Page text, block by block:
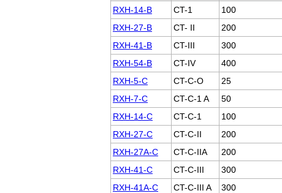
RXH-14-B CT-1 100
RXH-27-B
CT- II 200
RXH-41-B
CT-III 300
RXH-54-B
CT-IV 400
RXH-5-C
CT-C-O 25
RXH-7-C
CT-C-1 A 50
RXH-14-C
CT-C-1 100
RXH-27-C
CT-C-II 200
RXH-27A-C
CT-C-IIA 200
RXH-41-C
CT-C-III 300
RXH-41A-C
CT-C-III A 300